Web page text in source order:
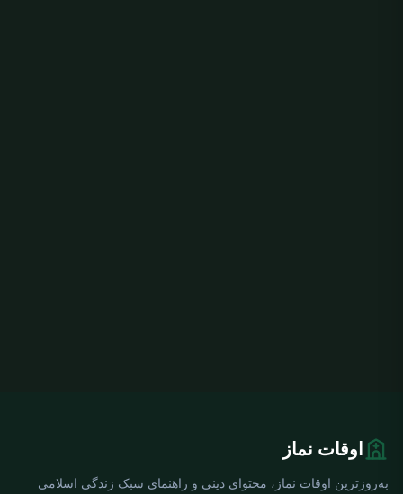
اوقات نماز
به‌روزترین اوقات نماز، محتوای دینی و راهنمای سبک زندگی اسلامی